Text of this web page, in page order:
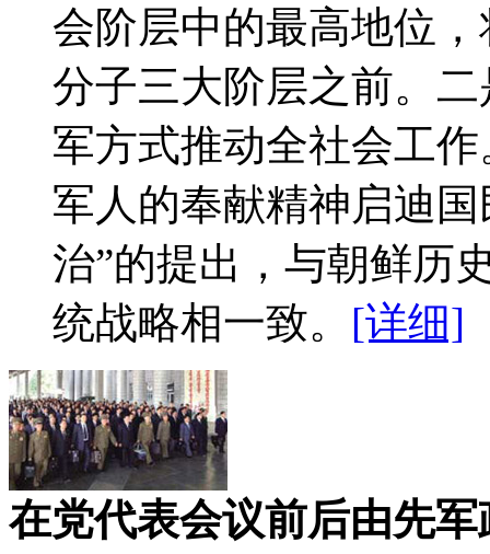
会阶层中的最高地位
分子三大阶层之前。
军方式推动全社会工
军人的奉献精神启迪
治”的提出，与朝鲜历
统战略相一致。 [详细]
在党代表会议前后由先